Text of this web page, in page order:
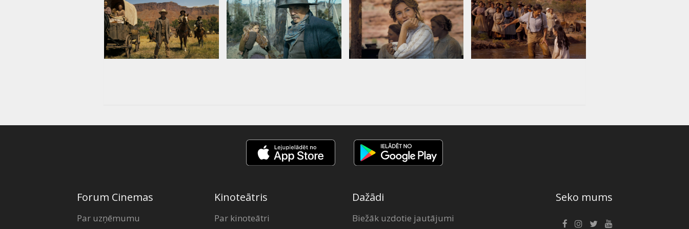
Forum Cinemas
Par uzņēmumu
Kinoteātris
Par kinoteātri
Dažādi
Biežāk uzdotie jautājumi
Seko mums